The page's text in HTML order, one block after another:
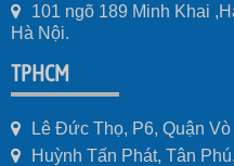
101 ngõ 189 Minh Khai
Hà Nội.
TPHCM
Lê Đức Thọ, P6, Quận
Huỳnh Tấn Phát, Tân